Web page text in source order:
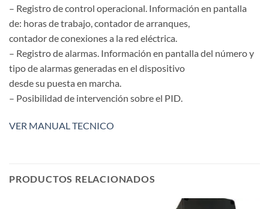
– Registro de control operacional. Información en pantalla
de: horas de trabajo, contador de arranques,
contador de conexiones a la red eléctrica.
– Registro de alarmas. Información en pantalla del número y
tipo de alarmas generadas en el dispositivo
desde su puesta en marcha.
– Posibilidad de intervención sobre el PID.
VER MANUAL TECNICO
PRODUCTOS RELACIONADOS